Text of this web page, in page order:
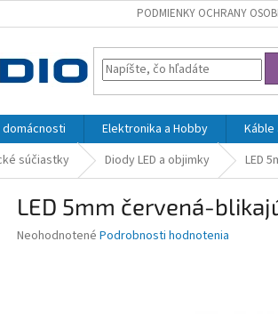
PODMIENKY OCHRANY
domácnosti Elektronika a Hobby
súčiastky Diody LED a objimky LED
LED 5mm červená-
Priemerné
Neohodnotené Podrobnosti hodnotenia